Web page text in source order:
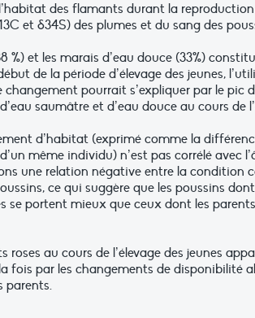
des flamants durant la
et δ34S) des plumes et du sang des
%) et les marais d’eau douce (33%)
de la période d’élevage des jeunes,
pourrait s’expliquer par le pic
saumâtre et d’eau douce au cours de
d’habitat (exprimé comme la
même individu) n’est pas corrélé avec
une relation négative entre la condition
ce qui suggère que les poussins
se portent mieux que ceux dont les
au cours de l’élevage des jeunes
fois par les changements de disponibilité
parents.